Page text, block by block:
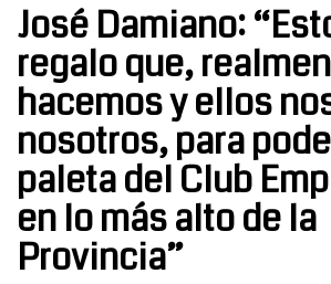
José Damiano:
regalo que,
hacemos y ellos
nosotros, para
paleta del Club
en lo más alto de la
Provincia”